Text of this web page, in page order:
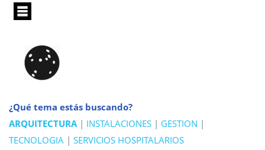
Pasar
principal
¿Qué tema estás buscando?
ARQUITECTURA| INSTALACIONES | GESTION |
TECNOLOGIA | SERVICIOS HOSPITALARIOS